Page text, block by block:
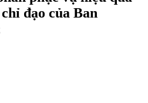
đạo của Ban